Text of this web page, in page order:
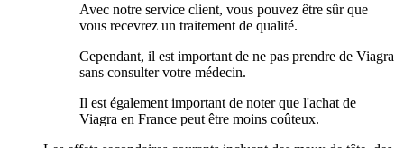
Avec notre service client, vous pouvez être sûr que
vous recevrez un traitement de qualité.
Cependant, il est important de ne pas prendre de Viagra
sans consulter votre médecin.
Il est également important de noter que l'achat de
Viagra en France peut être moins coûteux.